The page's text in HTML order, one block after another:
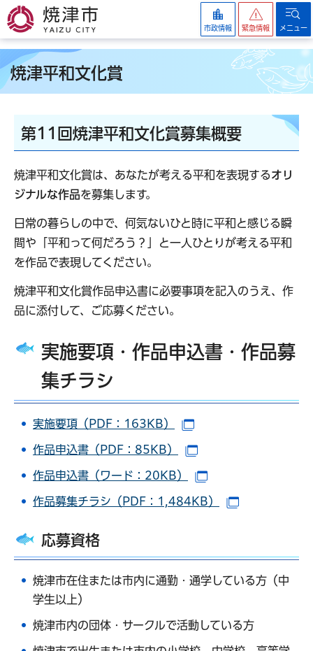
焼津市
市政情報 緊急情報 メニュー
焼津平和文化賞
第11回焼津平和文化賞募集概要
焼津平和文化賞は、あなたが考える平和を表現するオリ
ジナルな作品を募集します。
日常の暮らしの中で、何気ないひと時に平和と感じる瞬
間や「平和って何だろう？」と一人ひとりが考える平和
を作品で表現してください。
焼津平和文化賞作品申込書に必要事項を記入のうえ、作
品に添付して、ご応募ください。
実施要項・作品申込書・作品募
集チラシ
実施要項（PDF：163KB）
作品申込書（PDF：85KB）
作品申込書（ワード：20KB）
作品募集チラシ（PDF：1,484KB）
応募資格
焼津市在住または市内に通勤・通学している方（中
学生以上）
焼津市内の団体・サークルで活動している方